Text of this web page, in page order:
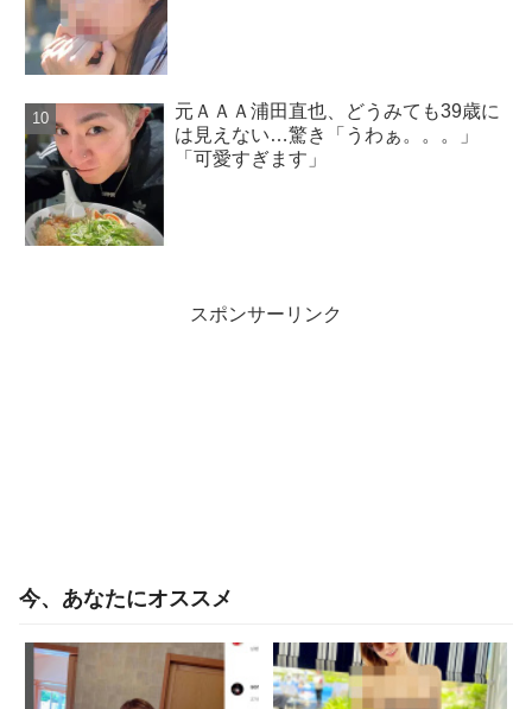
元ＡＡＡ浦田直也、どうみても39歳に
は見えない…驚き「うわぁ。。。」
「可愛すぎます」
スポンサーリンク
今、あなたにオススメ